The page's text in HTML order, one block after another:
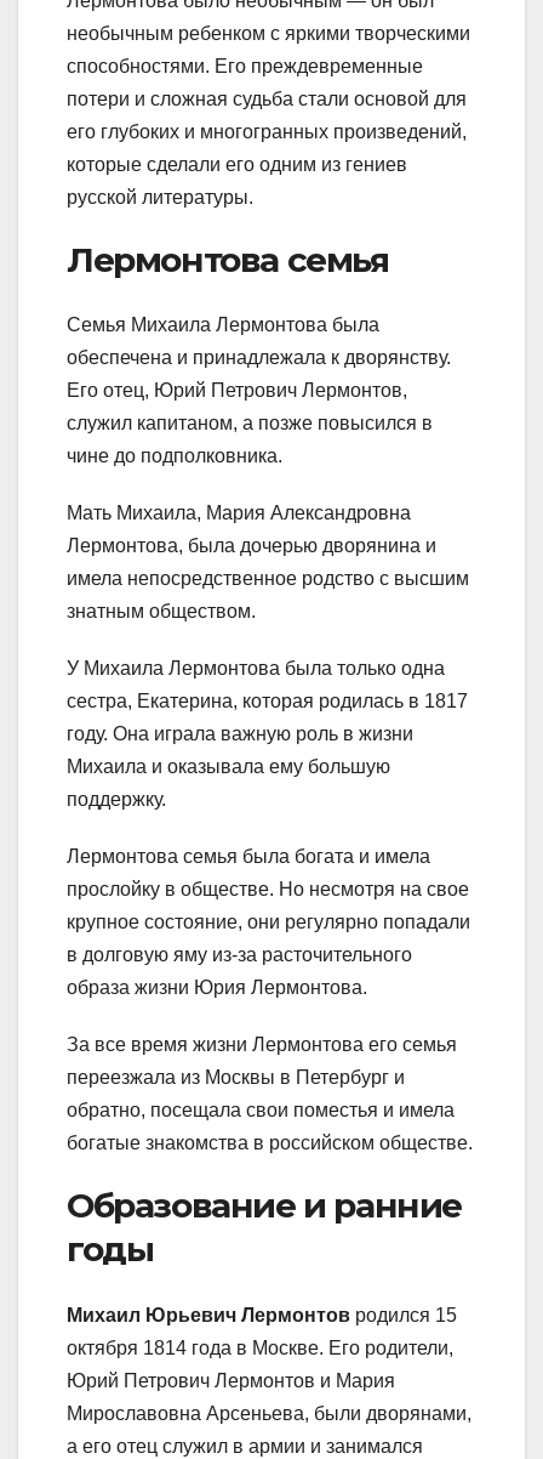
необычным ребенком с яркими творческими
способностями. Его преждевременные
потери и сложная судьба стали основой для
его глубоких и многогранных произведений,
которые сделали его одним из гениев
русской литературы.
Лермонтова семья
Семья Михаила Лермонтова была
обеспечена и принадлежала к дворянству.
Его отец, Юрий Петрович Лермонтов,
служил капитаном, а позже повысился в
чине до подполковника.
Мать Михаила, Мария Александровна
Лермонтова, была дочерью дворянина и
имела непосредственное родство с высшим
знатным обществом.
У Михаила Лермонтова была только одна
сестра, Екатерина, которая родилась в 1817
году. Она играла важную роль в жизни
Михаила и оказывала ему большую
поддержку.
Лермонтова семья была богата и имела
прослойку в обществе. Но несмотря на свое
крупное состояние, они регулярно попадали
в долговую яму из-за расточительного
образа жизни Юрия Лермонтова.
За все время жизни Лермонтова его семья
переезжала из Москвы в Петербург и
обратно, посещала свои поместья и имела
богатые знакомства в российском обществе.
Образование и ранние
годы
Михаил Юрьевич Лермонтов родился 15
октября 1814 года в Москве. Его родители,
Юрий Петрович Лермонтов и Мария
Мирославовна Арсеньева, были дворянами,
а его отец служил в армии и занимался